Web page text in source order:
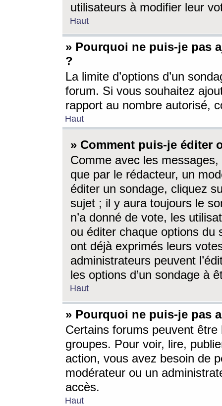
utilisateurs à modifier leur
Haut
» Pourquoi ne puis-je pas
?
La limite d’options d’un
forum. Si vous souhaitez
rapport au nombre autorisé,
Haut
» Comment puis-je éditer
Comme avec les
que par le rédacteur, un
éditer un sondage, cliquez
sujet ; il y aura toujours le
n’a donné de vote, les
ou éditer chaque options du
ont déjà exprimés leurs
administrateurs peuvent
les options d’un sondage à
Haut
» Pourquoi ne puis-je pas
Certains forums peuvent être
groupes. Pour voir, lire,
action, vous avez besoin de
modérateur ou un
accès.
Haut